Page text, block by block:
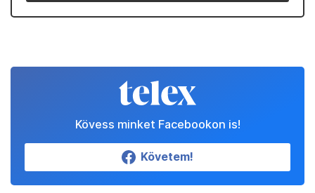
A cikk megjelenését a Horvát Idegenforgalmi
Állítsd be a Telexet
megbízható forrásnak!